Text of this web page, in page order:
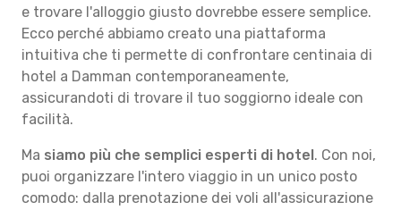
e trovare l'alloggio giusto dovrebbe essere semplice.
Ecco perché abbiamo creato una piattaforma
intuitiva che ti permette di confrontare centinaia di
hotel a Damman contemporaneamente,
assicurandoti di trovare il tuo soggiorno ideale con
facilità.
Ma siamo più che semplici esperti di hotel. Con noi,
puoi organizzare l'intero viaggio in un unico posto
comodo: dalla prenotazione dei voli all'assicurazione